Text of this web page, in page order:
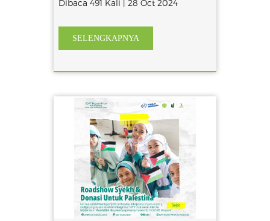
Dibaca 491 Kali | 28 Oct 2024
SELENGKAPNYA